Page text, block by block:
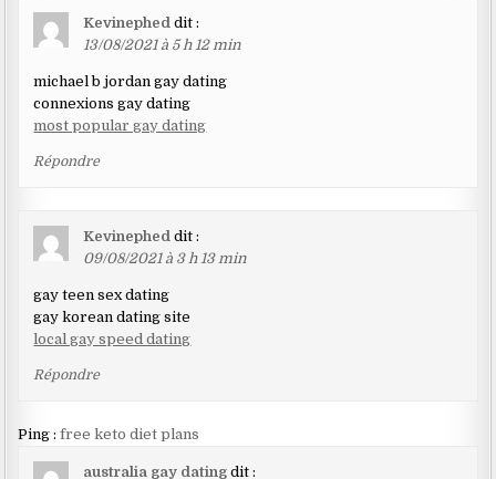
Kevinephed dit :
13/08/2021 à 5 h 12 min
michael b jordan gay dating
connexions gay dating
most popular gay dating
Répondre
Kevinephed dit :
09/08/2021 à 3 h 13 min
gay teen sex dating
gay korean dating site
local gay speed dating
Répondre
Ping :free keto diet plans
australia gay dating dit :